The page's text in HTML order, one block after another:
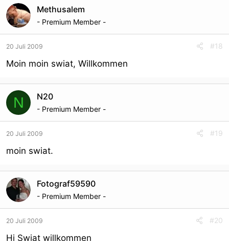
Methusalem
- Premium Member -
20 Juli 2009 #18
Moin moin swiat, Willkommen
N N20
- Premium Member -
20 Juli 2009 #19
moin swiat.
Fotograf59590
- Premium Member -
20 Juli 2009 #20
Hi Swiat willkommen